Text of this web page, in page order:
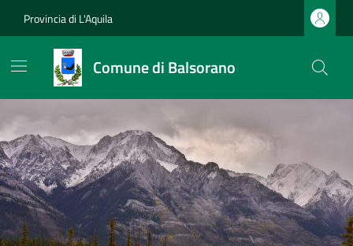
Provincia di L'Aquila
Comune di Balsorano